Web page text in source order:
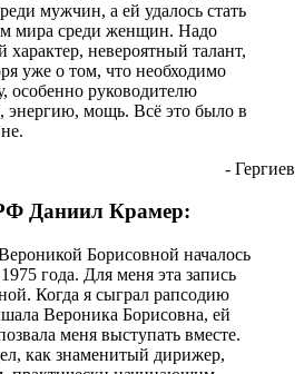
мужчин, а ей удалось стать
мира среди женщин. Надо
характер, невероятный талант,
уже о том, что необходимо
особенно руководителю
энергию, мощь. Всё это было в
- Гергиев
Даниил Крамер:
Борисовной началось
года. Для меня эта запись
Когда я сыграл рапсодию
Вероника Борисовна, ей
меня выступать вместе.
как знаменитый дирижер,